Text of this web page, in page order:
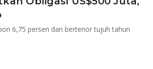
6,75 persen dan bertenor tujuh tahun